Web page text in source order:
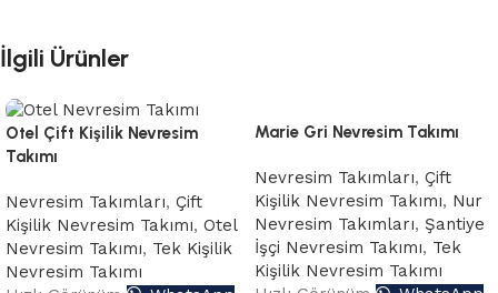
İlgili Ürünler
Otel Çift Kişilik Nevresim
Takımı
Nevresim Takımları, Çift
Kişilik Nevresim Takımı, Otel
Nevresim Takımı, Tek Kişilik
Nevresim Takımı
Marie Gri Nevresim Takımı
Nevresim Takımları, Çift
Kişilik Nevresim Takımı, Nur
Nevresim Takımları, Şantiye
İşçi Nevresim Takımı, Tek
Kişilik Nevresim Takımı